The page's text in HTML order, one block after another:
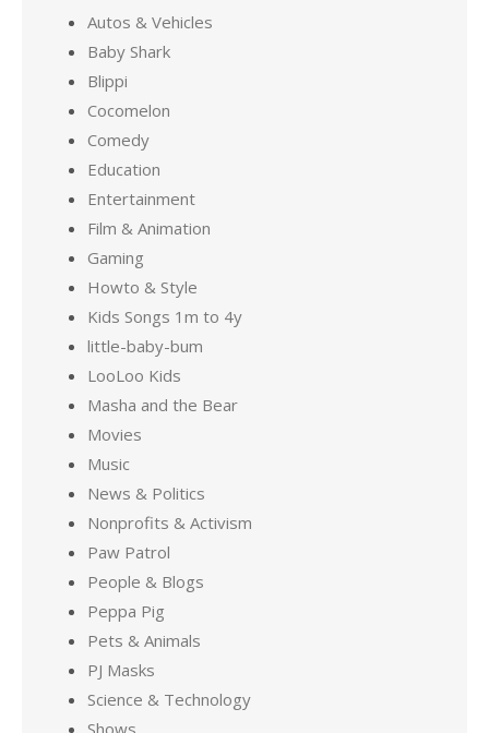
Autos & Vehicles
Baby Shark
Blippi
Cocomelon
Comedy
Education
Entertainment
Film & Animation
Gaming
Howto & Style
Kids Songs 1m to 4y
little-baby-bum
LooLoo Kids
Masha and the Bear
Movies
Music
News & Politics
Nonprofits & Activism
Paw Patrol
People & Blogs
Peppa Pig
Pets & Animals
PJ Masks
Science & Technology